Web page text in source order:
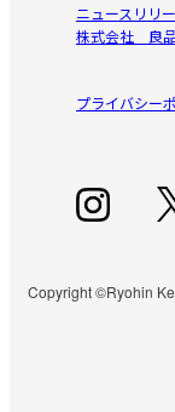
ニュースリリ
株式会社 良
プライバシー
Copyright ©Ryohin